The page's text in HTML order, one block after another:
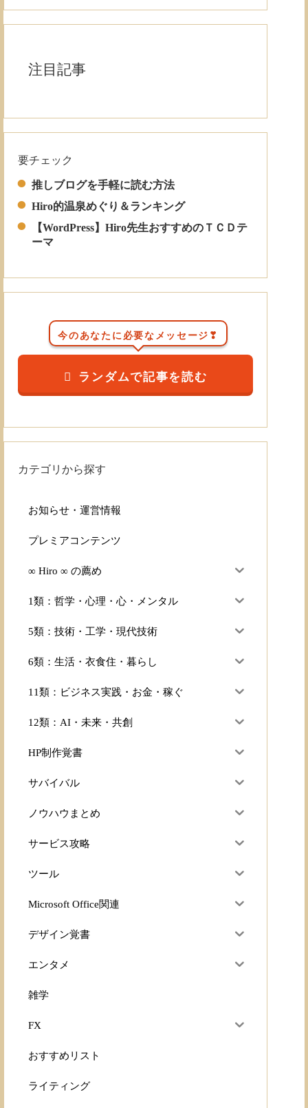
注目記事
要チェック
推しブログを手軽に読む方法
Hiro的温泉めぐり＆ランキング
【WordPress】Hiro先生おすすめのＴＣＤテ
ーマ
今のあなたに必要なメッセージ❣
ランダムで記事を読む
カテゴリから探す
お知らせ・運営情報
プレミアコンテンツ
∞ Hiro ∞ の薦め
1類：哲学・心理・心・メンタル
5類：技術・工学・現代技術
6類：生活・衣食住・暮らし
11類：ビジネス実践・お金・稼ぐ
12類：AI・未来・共創
HP制作覚書
サバイバル
ノウハウまとめ
サービス攻略
ツール
Microsoft Office関連
デザイン覚書
エンタメ
雑学
FX
おすすめリスト
ライティング